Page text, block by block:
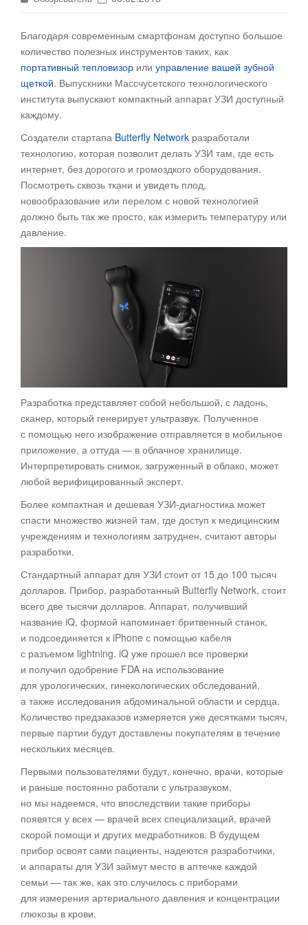
Благодаря современным смартфонам доступно большое
количество полезных инструментов таких, как
портативный тепловизор или управление вашей зубной
щеткой. Выпускники Массчусетского технологического
института выпускают компактный аппарат УЗИ доступный
каждому.
Создатели стартапа Butterfly Network разработали
технологию, которая позволит делать УЗИ там, где есть
интернет, без дорогого и громоздкого оборудования.
Посмотреть сквозь ткани и увидеть плод,
новообразование или перелом с новой технологией
должно быть так же просто, как измерить температуру или
давление.
Разработка представляет собой небольшой, с ладонь,
сканер, который генерирует ультразвук. Полученное
с помощью него изображение отправляется в мобильное
приложение, а оттуда — в облачное хранилище.
Интерпретировать снимок, загруженный в облако, может
любой верифицированный эксперт.
Более компактная и дешевая УЗИ-диагностика может
спасти множество жизней там, где доступ к медицинским
учреждениям и технологиям затруднен, считают авторы
разработки.
Стандартный аппарат для УЗИ стоит от 15 до 100 тысяч
долларов. Прибор, разработанный Butterfly Network, стоит
всего две тысячи долларов. Аппарат, получивший
название iQ, формой напоминает бритвенный станок,
и подсоединяется к iPhone с помощью кабеля
с разъемом lightning. iQ уже прошел все проверки
и получил одобрение FDA на использование
для урологических, гинекологических обследований,
а также исследования абдоминальной области и сердца.
Количество предзаказов измеряется уже десятками тысяч,
первые партии будут доставлены покупателям в течение
нескольких месяцев.
Первыми пользователями будут, конечно, врачи, которые
и раньше постоянно работали с ультразвуком,
но мы надеемся, что впоследствии такие приборы
появятся у всех — врачей всех специализаций, врачей
скорой помощи и других медработников. В будущем
прибор освоят сами пациенты, надеются разработчики,
и аппараты для УЗИ займут место в аптечке каждой
семьи — так же, как это случилось с приборами
для измерения артериального давления и концентрации
глюкозы в крови.